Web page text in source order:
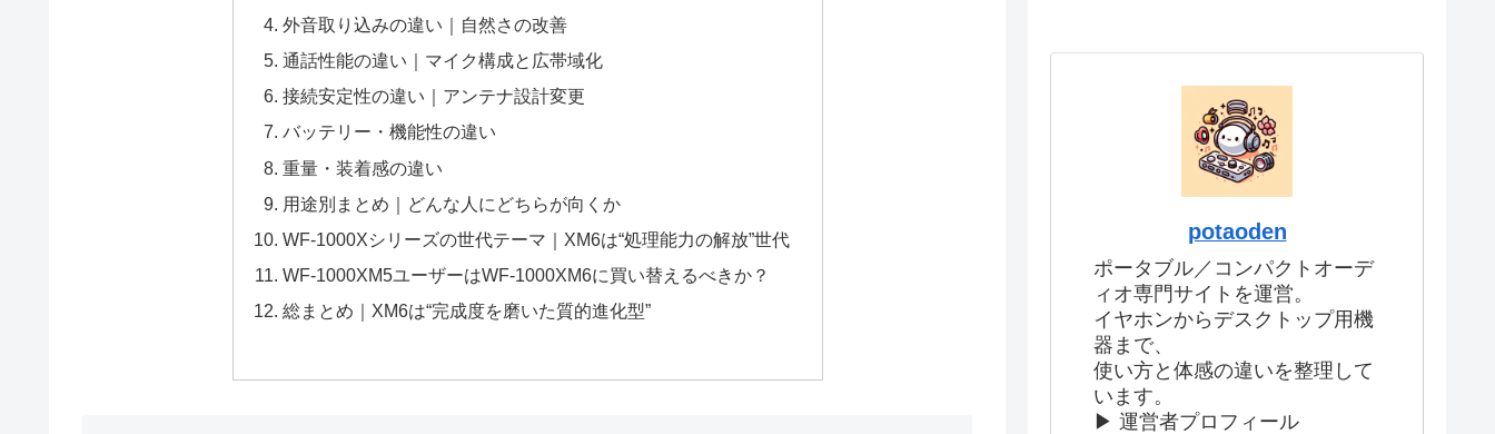
外音取り込みの違い｜自然さの改善
通話性能の違い｜マイク構成と広帯域化
接続安定性の違い｜アンテナ設計変更
バッテリー・機能性の違い
重量・装着感の違い
用途別まとめ｜どんな人にどちらが向くか
WF-1000Xシリーズの世代テーマ｜XM6は“処理能力の解放”世代
WF-1000XM5ユーザーはWF-1000XM6に買い替えるべきか？
総まとめ｜XM6は“完成度を磨いた質的進化型”
potaoden
ポータブル／コンパクトオーデ
ィオ専門サイトを運営。
イヤホンからデスクトップ用機
器まで、
使い方と体感の違いを整理して
います。
▶ 運営者プロフィール